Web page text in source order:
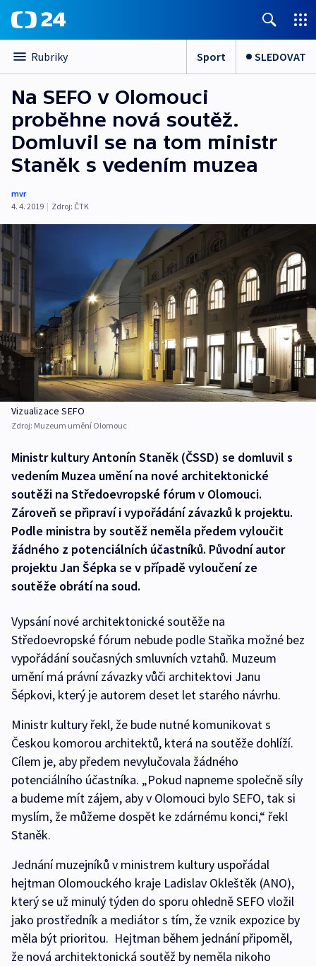
Rubriky Sport SLEDOVAT
Na SEFO v Olomouci
proběhne nová soutěž.
Domluvil se na tom ministr
Staněk s vedením muzea
mvr
4. 4. 2019 | Zdroj: ČTK
Vizualizace SEFO
Zdroj: Muzeum umění Olomouc
Ministr kultury Antonín Staněk (ČSSD) se domluvil s
vedením Muzea umění na nové architektonické
soutěži na Středoevropské fórum v Olomouci.
Zároveň se připraví i vypořádání závazků k projektu.
Podle ministra by soutěž neměla předem vyloučit
žádného z potenciálních účastníků. Původní autor
projektu Jan Šépka se v případě vyloučení ze
soutěže obrátí na soud.
Vypsání nové architektonické soutěže na
Středoevropské fórum nebude podle Staňka možné bez
vypořádání současných smluvních vztahů. Muzeum
umění má právní závazky vůči architektovi Janu
Šépkovi, který je autorem deset let starého návrhu.
Ministr kultury řekl, že bude nutné komunikovat s
Českou komorou architektů, která na soutěže dohlíží.
Cílem je, aby předem nevylučovala žádného
potenciálního účastníka. „Pokud napneme společně síly
a budeme mít zájem, aby v Olomouci bylo SEFO, tak si
myslím, že můžeme dospět ke zdárnému konci,“ řekl
Staněk.
Jednání muzejníků v ministrem kultury uspořádal
hejtman Olomouckého kraje Ladislav Okleštěk (ANO),
který se už minulý týden do sporu ohledně SEFO vložil
jako prostředník a mediátor s tím, že vznik expozice by
měla být prioritou. Hejtman během jednání připoměl,
že nová architektonická soutěž by neměla nikoho